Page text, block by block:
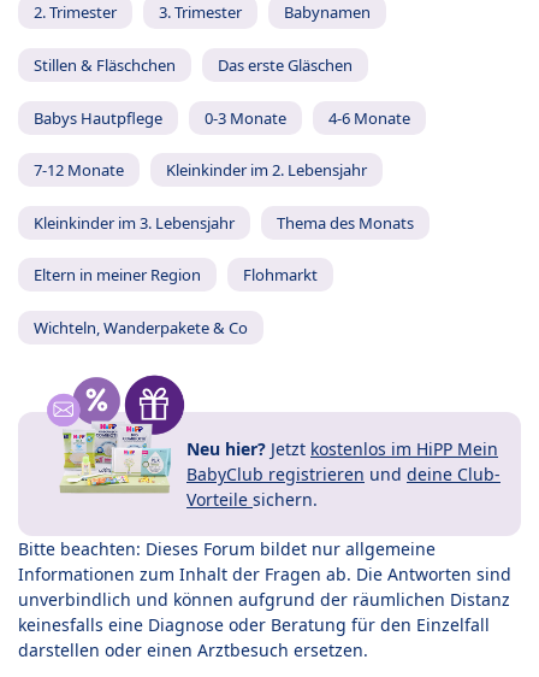
2. Trimester 3. Trimester Babynamen
Stillen & Fläschchen Das erste Gläschen
Babys Hautpflege 0-3 Monate 4-6 Monate
7-12 Monate Kleinkinder im 2. Lebensjahr
Kleinkinder im 3. Lebensjahr Thema des Monats
Eltern in meiner Region Flohmarkt
Wichteln, Wanderpakete & Co
Neu hier? Jetzt kostenlos im HiPP Mein
BabyClub registrieren und deine Club-
Vorteile sichern.
Bitte beachten: Dieses Forum bildet nur allgemeine
Informationen zum Inhalt der Fragen ab. Die Antworten sind
unverbindlich und können aufgrund der räumlichen Distanz
keinesfalls eine Diagnose oder Beratung für den Einzelfall
darstellen oder einen Arztbesuch ersetzen.